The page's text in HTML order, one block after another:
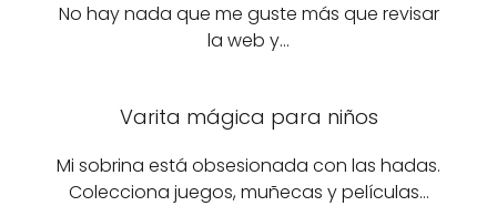
No hay nada que me guste más que revisar
la web y…
Varita mágica para niños
Mi sobrina está obsesionada con las hadas.
Colecciona juegos, muñecas y películas…